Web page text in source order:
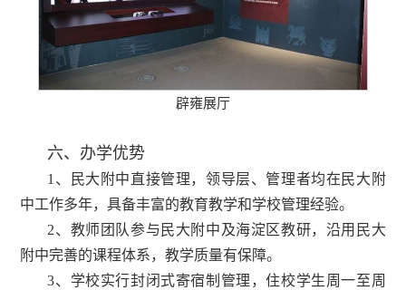
辟雍展厅
六、办学优势
1、民大附中直接管理，领导层、管理者均在民大附
中工作多年，具备丰富的教育教学和学校管理经验。
2、教师团队参与民大附中及海淀区教研，沿用民大
附中完善的课程体系，教学质量有保障。
3、学校实行封闭式寄宿制管理，住校学生周一至周